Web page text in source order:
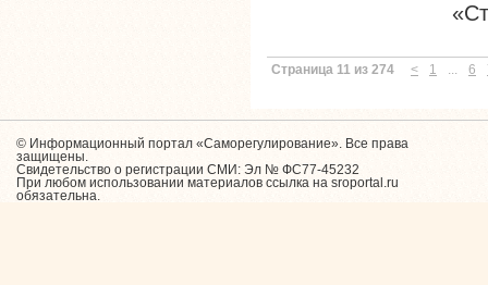
Страница 11 из 274 < 1 ... 6
© Информационный портал «Саморегулирование». Все права
защищены.
Свидетельство о регистрации СМИ: Эл № ФС77-45232
При любом использовании материалов ссылка на sroportal.ru
обязательна.